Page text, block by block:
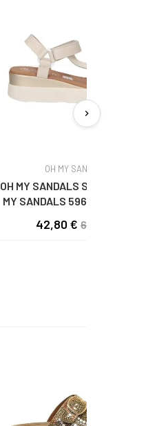
OH MY SANDALS
OH MY SANDALS SANDÁLIAS OH
MY SANDALS 5961-DO90 DOYA
42,80 € 62,95 €
chevron_right